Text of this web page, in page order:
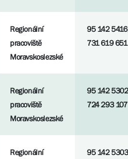
Regionální
pracoviště
Moravskoslezské
95 142
731 619 651
Regionální
pracoviště
Moravskoslezské
95 142
724 293 107
Regionální 95 142